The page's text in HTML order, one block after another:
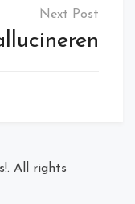
. All rights